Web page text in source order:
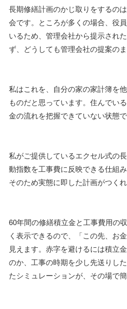
長期修繕計画のかじ取りをするの
会です。ところが多くの場合、役
いるため、管理会社から提示され
ず、どうしても管理会社の提案の
私はこれを、自分の家の家計簿を
ものだと思っています。住んでい
金の流れを把握できていない状態で
私がご提供しているエクセル式の
動指数を工事費に反映できる仕組
そのため実態に即した計画がつくれ
60年間の修繕積立金と工事費用の
く表示できるので、「この先、お
見えます。赤字を避けるには積立
のか、工事の時期を少し先送りし
たシミュレーションが、その場で